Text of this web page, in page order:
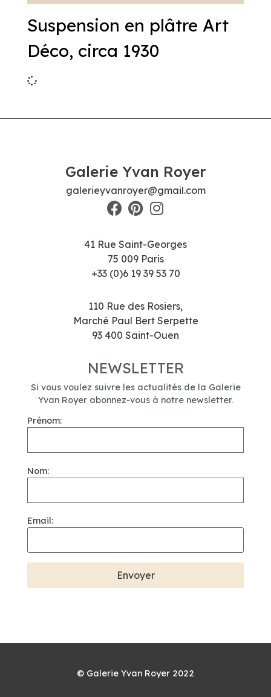
Suspension en plâtre Art
Déco, circa 1930
Galerie Yvan Royer
galerieyvanroyer@gmail.com
41 Rue Saint-Georges
75 009 Paris
+33 (0)6 19 39 53 70
110 Rue des Rosiers,
Marché Paul Bert Serpette
93 400 Saint-Ouen
NEWSLETTER
Si vous voulez suivre les actualités de la Galerie
Yvan Royer abonnez-vous à notre newsletter.
Prénom:
Nom:
Email:
© Galerie Yvan Royer 2022